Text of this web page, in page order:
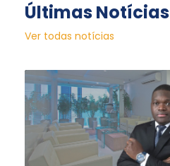
Últimas Notícias
Ver todas notícias